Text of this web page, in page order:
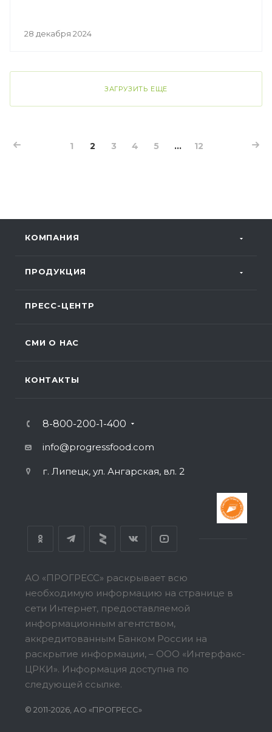
28 декабря 2024
ЗАГРУЗИТЬ ЕЩЕ
1 2 3 4 5 ... 12
КОМПАНИЯ
ПРОДУКЦИЯ
ПРЕСС-ЦЕНТР
СМИ О НАС
КОНТАКТЫ
8-800-200-1-400
info@progressfood.com
г. Липецк, ул. Ангарская, вл. 2
АО «ПРОГРЕСС» раскрывает всю
необходимую информацию на странице в
сети Интернет, предоставляемой
информационным агентством,
аккредитованным Банком России на
раскрытие информации, – ООО «Интерфакс-
ЦРКИ». Информация доступна по
следующей ссылке.
© 2011-2026, АО «ПРОГРЕСС»